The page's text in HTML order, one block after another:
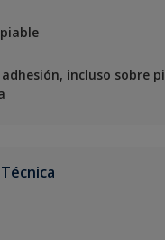
incluso sobre